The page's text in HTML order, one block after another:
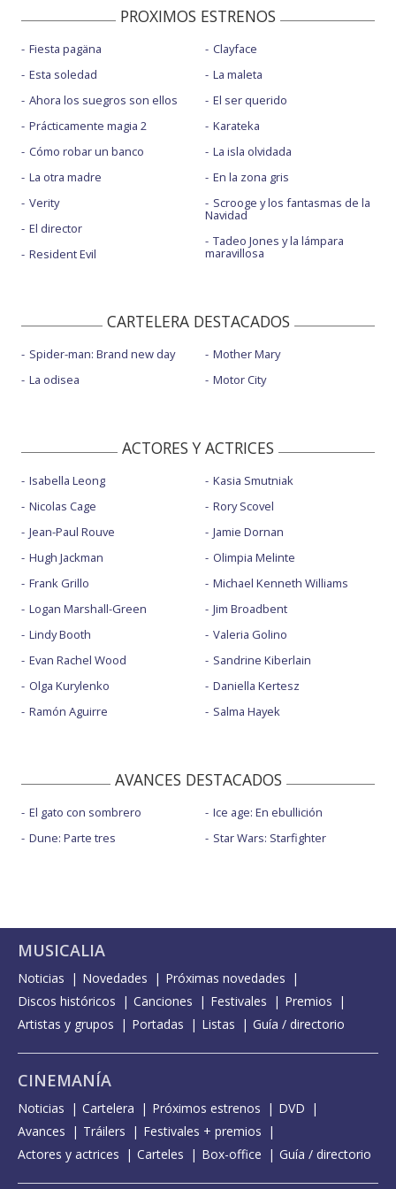
PROXIMOS ESTRENOS
Fiesta pagäna
Esta soledad
Ahora los suegros son ellos
Prácticamente magia 2
Cómo robar un banco
La otra madre
Verity
El director
Resident Evil
Clayface
La maleta
El ser querido
Karateka
La isla olvidada
En la zona gris
Scrooge y los fantasmas de la
Navidad
Tadeo Jones y la lámpara
maravillosa
CARTELERA DESTACADOS
Spider-man: Brand new day
La odisea
Mother Mary
Motor City
ACTORES Y ACTRICES
Isabella Leong
Nicolas Cage
Jean-Paul Rouve
Hugh Jackman
Frank Grillo
Logan Marshall-Green
Lindy Booth
Evan Rachel Wood
Olga Kurylenko
Ramón Aguirre
Kasia Smutniak
Rory Scovel
Jamie Dornan
Olimpia Melinte
Michael Kenneth Williams
Jim Broadbent
Valeria Golino
Sandrine Kiberlain
Daniella Kertesz
Salma Hayek
AVANCES DESTACADOS
El gato con sombrero
Dune: Parte tres
Ice age: En ebullición
Star Wars: Starfighter
MUSICALIA
Noticias Novedades
Próximas novedades
Discos históricos
Canciones Festivales
Premios
Artistas y grupos
Portadas Listas Guía / directorio
CINEMANÍA
Noticias Cartelera Próximos estrenos
DVD
Avances
Tráilers
Festivales + premios
Actores y actrices
Carteles Box-office Guía / directorio